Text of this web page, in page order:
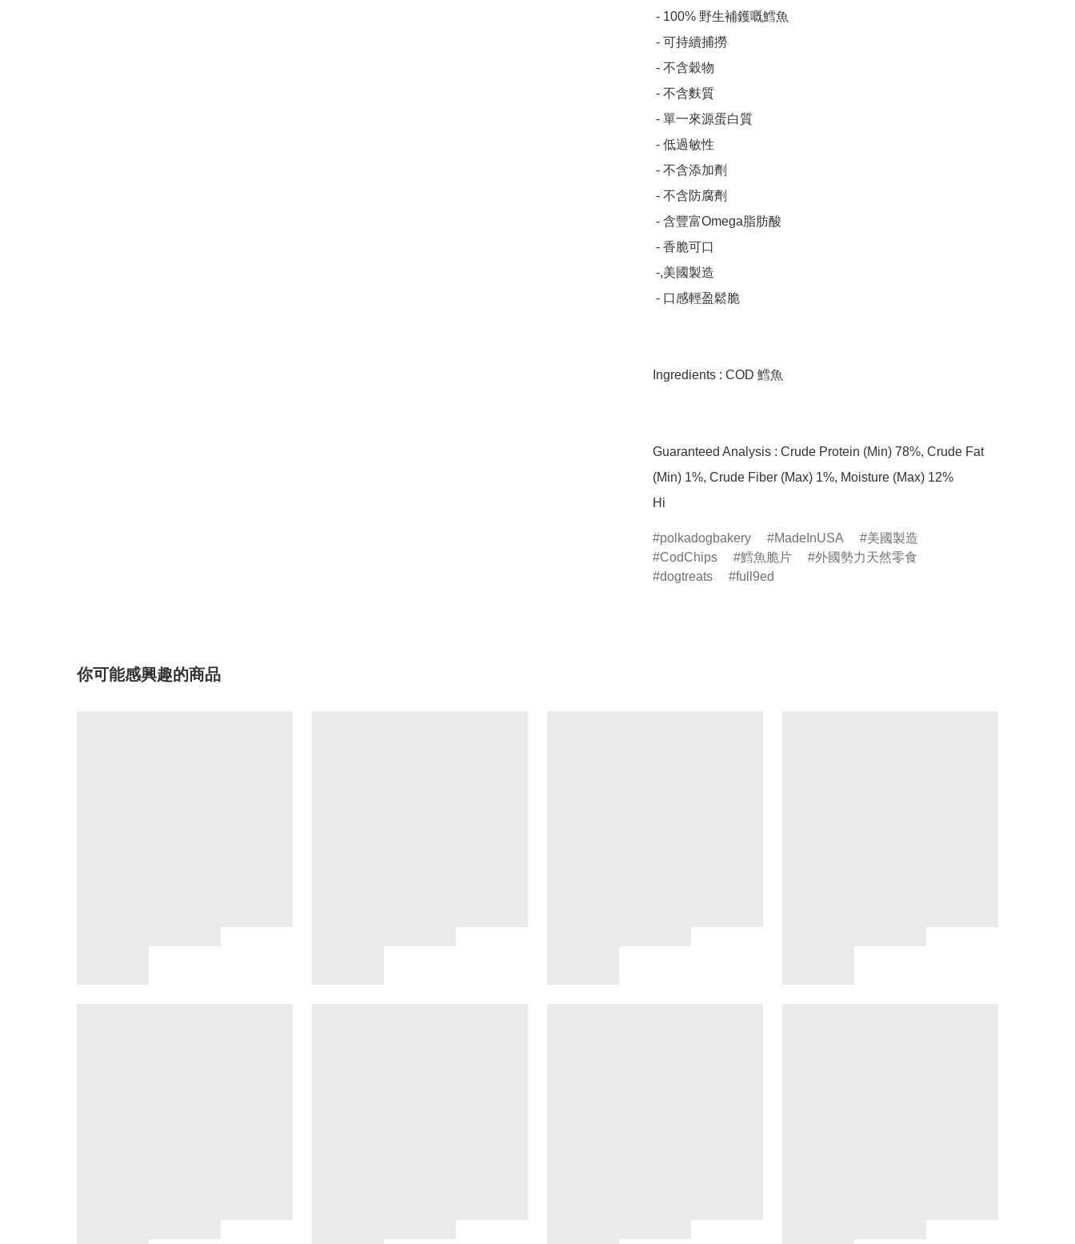
Ingredients : COD 鱈魚
Guaranteed Analysis : Crude Protein (Min) 78%, Crude Fat
(Min) 1%, Crude Fiber (Max) 1%, Moisture (Max) 12%
Hi
polkadogbakery MadeInUSA
美國製造
CodChips
鱈魚脆片
外國勢力天然零食
dogtreats
full9ed
你可能感興趣的商品